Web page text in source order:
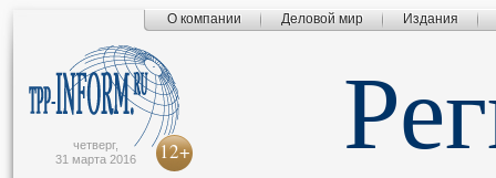
О компании Деловой мир Издания
четверг,
31 марта 2016
12+